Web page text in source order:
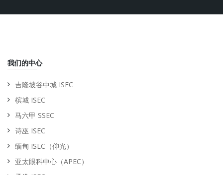
我们的中心
吉隆坡谷中城 ISEC
槟城 ISEC
马六甲 SSEC
诗巫 ISEC
缅甸 ISEC（仰光）
亚太眼科中心（APEC）